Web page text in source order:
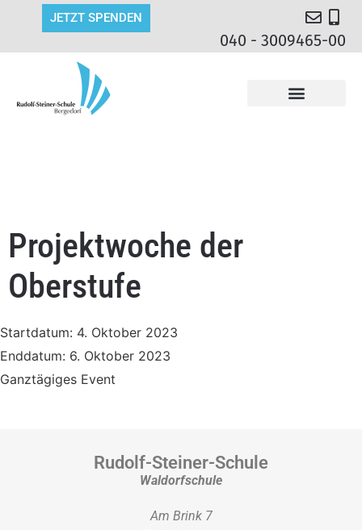
JETZT SPENDEN
040 - 3009465-00
Projektwoche der
Oberstufe
Startdatum: 4. Oktober 2023
Enddatum: 6. Oktober 2023
Ganztägiges Event
Rudolf-Steiner-Schule
Waldorfschule
Am Brink 7